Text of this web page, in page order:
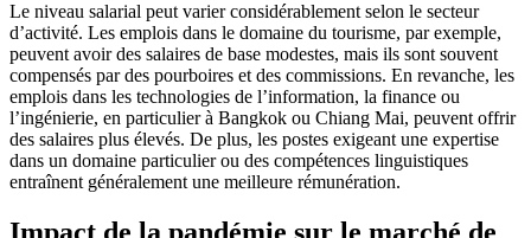
Le niveau salarial peut varier considérablement selon le secteur
d’activité. Les emplois dans le domaine du tourisme, par exemple,
peuvent avoir des salaires de base modestes, mais ils sont souvent
compensés par des pourboires et des commissions. En revanche, les
emplois dans les technologies de l’information, la finance ou
l’ingénierie, en particulier à Bangkok ou Chiang Mai, peuvent offrir
des salaires plus élevés. De plus, les postes exigeant une expertise
dans un domaine particulier ou des compétences linguistiques
entraînent généralement une meilleure rémunération.